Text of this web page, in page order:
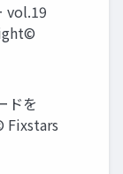
vol.19
ドを
Fixstars